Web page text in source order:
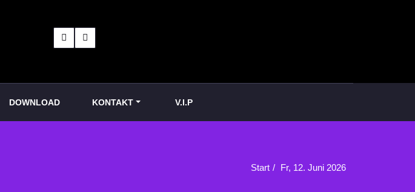
DOWNLOAD KONTAKT V.I.P
Start Fr, 12. Juni 2026